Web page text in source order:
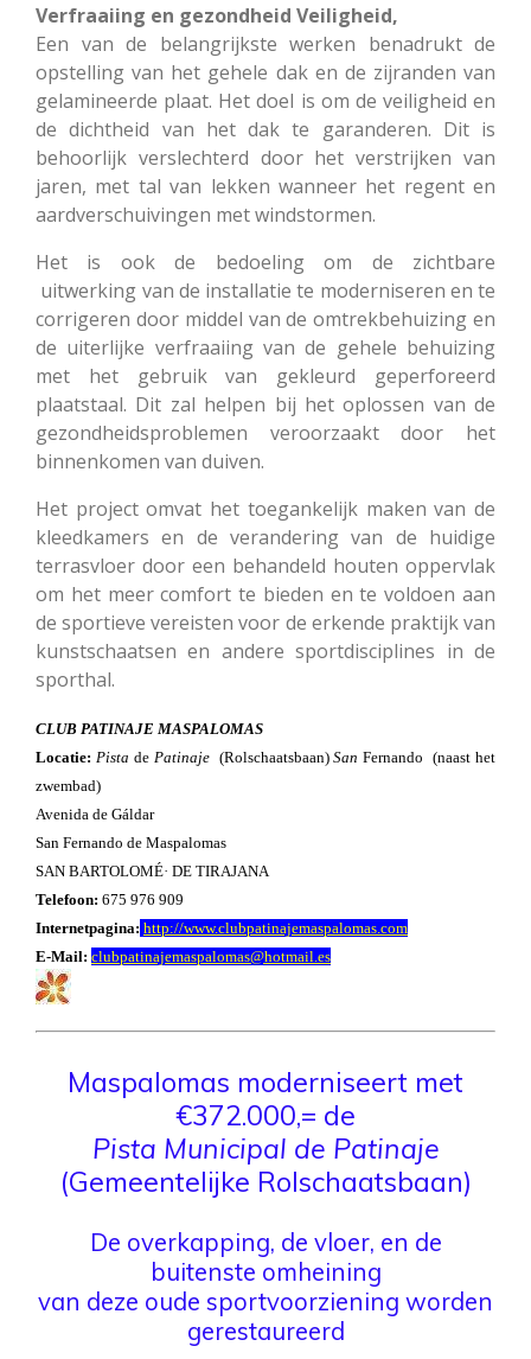
Verfraaiing en gezondheid Veiligheid,
Een van de belangrijkste werken benadrukt de
opstelling van het gehele dak en de zijranden van
gelamineerde plaat. Het doel is om de veiligheid en
de dichtheid van het dak te garanderen. Dit is
behoorlijk verslechterd door het verstrijken van
jaren, met tal van lekken wanneer het regent en
aardverschuivingen met windstormen.
Het is ook de bedoeling om de zichtbare
uitwerking van de installatie te moderniseren en te
corrigeren door middel van de omtrekbehuizing en
de uiterlijke verfraaiing van de gehele behuizing
met het gebruik van gekleurd geperforeerd
plaatstaal. Dit zal helpen bij het oplossen van de
gezondheidsproblemen veroorzaakt door het
binnenkomen van duiven.
Het project omvat het toegankelijk maken van de
kleedkamers en de verandering van de huidige
terrasvloer door een behandeld houten oppervlak
om het meer comfort te bieden en te voldoen aan
de sportieve vereisten voor de erkende praktijk van
kunstschaatsen en andere sportdisciplines in de
sporthal.
CLUB PATINAJE MASPALOMAS
Locatie: Pista de Patinaje (Rolschaatsbaan)SanFernando (naast het
zwembad)
Avenida de Gáldar
San Fernando de Maspalomas
SAN BARTOLOMÉ· DE TIRAJANA
Telefoon: 675 976 909
Internetpagina: http://www.clubpatinajemaspalomas.com
E-Mail: clubpatinajemaspalomas@hotmail.es
Maspalomas moderniseert met
€372.000,= de
Pista Municipal de Patinaje
(Gemeentelijke Rolschaatsbaan)
De overkapping, de vloer, en de
buitenste omheining
van deze oude sportvoorziening worden
gerestaureerd